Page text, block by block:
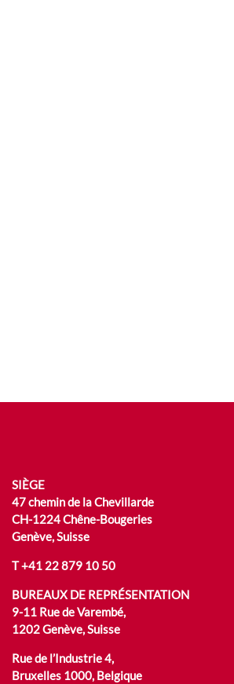
SIÈGE
47 chemin de la Chevillarde
CH-1224 Chêne-Bougeries
Genève, Suisse
T+41 22 879 10 50
BUREAUX DE REPRÉSENTATION
9-11 Rue de Varembé,
1202 Genève, Suisse
Rue de l’Industrie 4,
Bruxelles 1000, Belgique